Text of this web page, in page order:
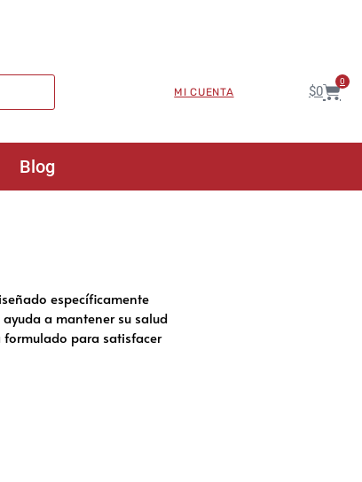
MI CUENTA $0
0
Blog
específicamente
a mantener su salud
formulado para satisfacer